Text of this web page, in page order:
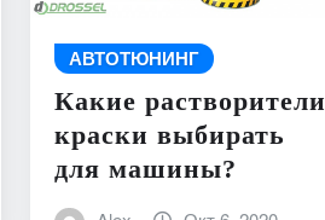
АВТОТЮНИНГ
Какие растворители
краски выбирать
для машины?